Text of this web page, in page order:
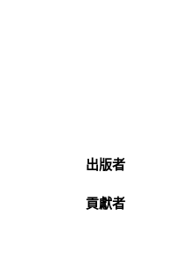
出版者
貢獻者